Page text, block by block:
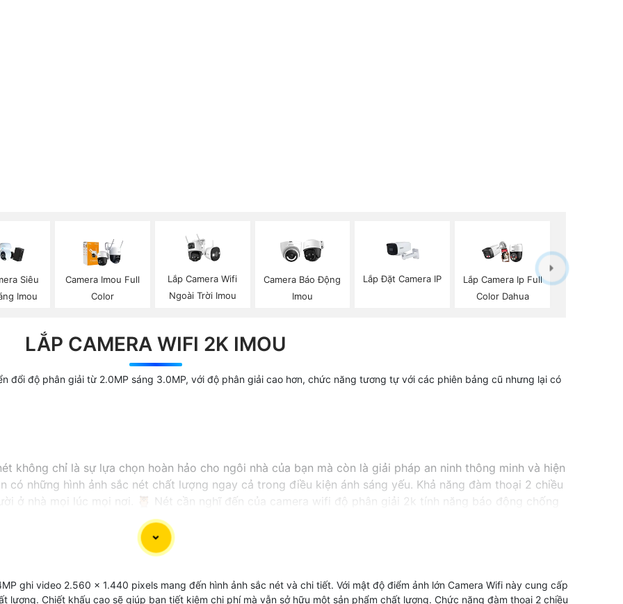
Siêu
Imou
Camera Imou Full
Color
Lắp Camera Wifi
Ngoài Trời Imou
Camera Báo Động
Imou
Lắp Đặt Camera IP
Lắp Camera Ip Full
Color Dahua
LẮP CAMERA WIFI 2K IMOU
đổi độ phân giải từ 2.0MP sáng 3.0MP, với độ phân giải cao hơn, chức năng tương tự với các phiên bảng cũ nhưng lại có
không chỉ là sự lựa chọn hoàn hảo cho ngôi nhà của bạn mà còn là giải pháp an ninh thông minh và hiện
có những hình ảnh sắc nét chất lượng ngay cả trong điều kiện ánh sáng yếu. Khả năng đàm thoại 2 chiều
ở nhà mọi lúc mọi nơi. 🦉 Nét cần nghĩ đến của camera wifi độ phân giải 2k tính năng báo động chống
hơn. Đây thực sự là dòng camera thông minh mà bạn không nên bỏ lỡ.
ghi video 2.560 x 1.440 pixels mang đến hình ảnh sắc nét và chi tiết. Với mật độ điểm ảnh lớn Camera Wifi này cung cấp
lượng. Chiết khấu cao sẽ giúp bạn tiết kiệm chi phí mà vẫn sở hữu một sản phẩm chất lượng. Chức năng đàm thoại 2 chiều